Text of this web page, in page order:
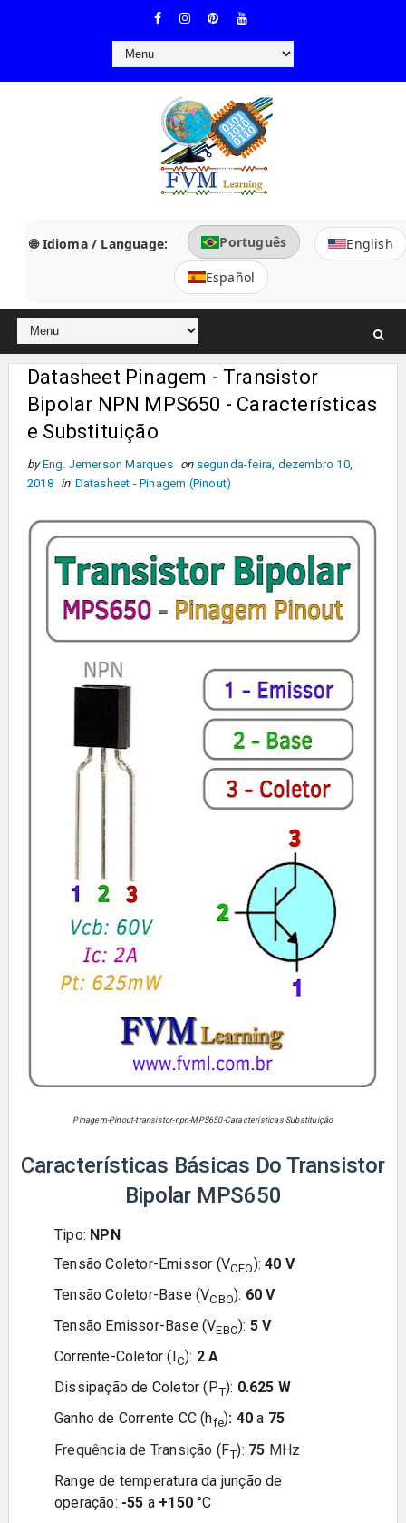
🌐 Idioma / Language: Português
English
Español
Datasheet Pinagem - Transistor
Bipolar NPN MPS650 - Características
e Substituição
by Eng. Jemerson Marques on segunda-feira, dezembro 10,
2018
in Datasheet - Pinagem (Pinout)
Pinagem-Pinout-transistor-npn-MPS650-Características-Substituição
Características Básicas Do Transistor
Bipolar MPS650
Tipo: NPN
Tensão Coletor-Emissor (VCEO):40 V
Tensão Coletor-Base (VCBO): 60 V
Tensão Emissor-Base (VEBO): 5 V
Corrente-Coletor(IC): 2 A
Dissipação de Coletor(PT): 0.625 W
Ganho de Corrente CC (hfe): 40a 75
Frequência de Transição (FT): 75 MHz
Range de temperatura da junção de
operação: -55 a+150°C